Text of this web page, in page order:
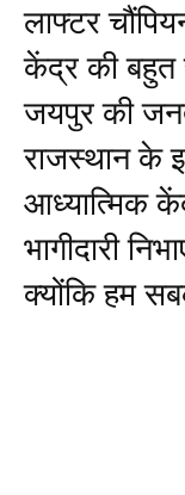
लाफ्टर
केंद्र की बहुत
जयपुर की
राजस्थान के
आध्यात्मिक
भागीदारी
क्योंकि हम